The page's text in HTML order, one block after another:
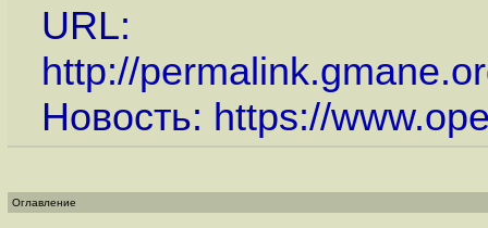
URL:
http://
Новость: https://
Оглавление